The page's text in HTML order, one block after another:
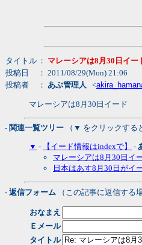
タイトル ： マレーシアは8月30日イー
投稿日
： 2011/08/29(Mon) 21:06
投稿者
： あぶ管理人 <
マレーシアは8月30日イード
- 関連一覧ツリー （▼ をクリックする
▼ - 【イード情報はindexで】 -
マレーシアは8月30日イ
日本はあす8月30日がイ
- 返信フォーム （この記事に返信する
おなまえ
Ｅメール
タイトル